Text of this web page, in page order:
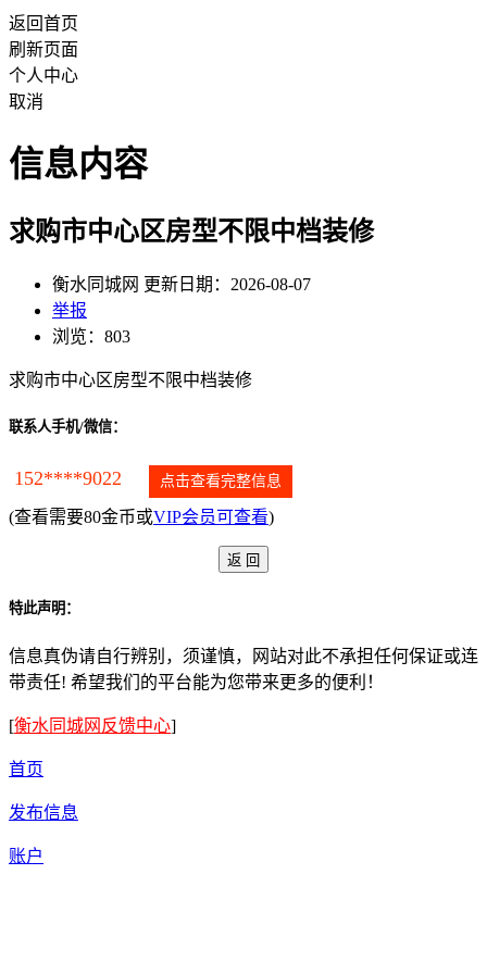
返回首页
刷新页面
个人中心
取消
信息内容
求购市中心区房型不限中档装修
衡水同城网 更新日期：2026-08-07
举报
浏览：803
求购市中心区房型不限中档装修
联系人手机/微信：
152****9022 点击查看完整信息
(查看需要80金币或VIP会员可查看)
特此声明：
信息真伪请自行辨别，须谨慎，网站对此不承担任何保证或连
带责任! 希望我们的平台能为您带来更多的便利！
[衡水同城网反馈中心]
首页
发布信息
账户